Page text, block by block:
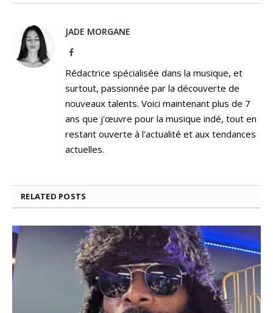
JADE MORGANE
Facebook
Rédactrice spécialisée dans la musique, et
surtout, passionnée par la découverte de
nouveaux talents. Voici maintenant plus de 7
ans que j'œuvre pour la musique indé, tout en
restant ouverte à l'actualité et aux tendances
actuelles.
RELATED POSTS